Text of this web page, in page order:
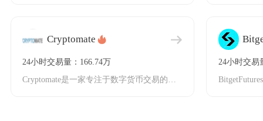
Cryptomate
24小时交易量：166.74万
Cryptomate是一家专注于数字货币交易的国际化交易平台，致力于为用户提供安全、稳定、
24小时交易